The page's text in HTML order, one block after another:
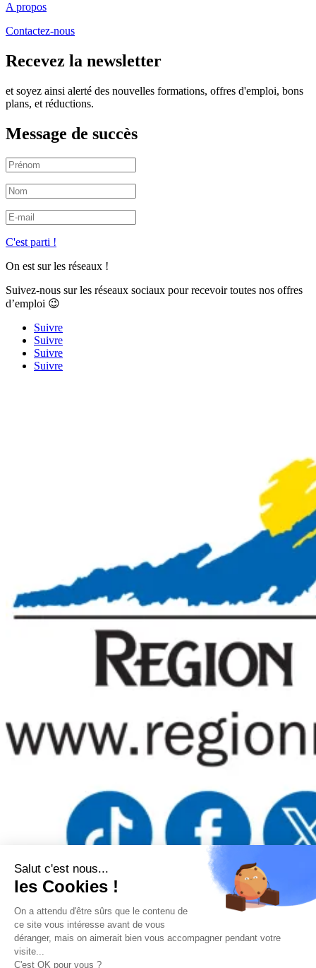
A propos
Contactez-nous
Recevez la newsletter
et soyez ainsi alerté des nouvelles formations, offres d'emploi, bons
plans, et réductions.
Message de succès
C'est parti !
On est sur les réseaux !
Suivez-nous sur les réseaux sociaux pour recevoir toutes nos offres
d’emploi 😉
Suivre
Suivre
Suivre
Suivre
Politique de confidentialité–Gestion des
cookies– Remboursements/ Retours–
Conditions générales
d’utilisation
“Ce site a été financé à l’aide du FEDER (REACT-UE) dans le
cadre de la réponse de l’Union européenne à la pandémie COVID-
Salut c'est nous...
les Cookies !
On a attendu d'être sûrs que le contenu de
ce site vous intéresse avant de vous
déranger, mais on aimerait bien vous accompagner pendant votre
visite...
C'est OK pour vous ?